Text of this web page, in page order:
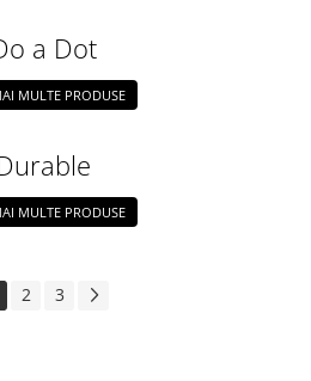
a Dot
MULTE PRODUSE
MULTE PRODUSE
2 3